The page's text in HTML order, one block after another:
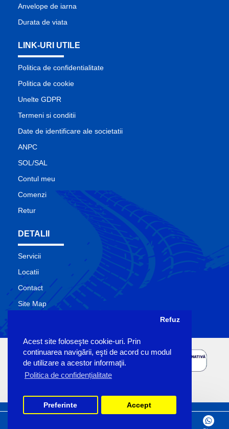
Acest site foloseşte cookie-uri. Prin
continuarea navigării, eşti de acord cu modul
de utilizare a acestor informaţii.
Politica de confidențialitate
Refuz
Preferinte Accept
Anvelope de iarna
Durata de viata
LINK-URI UTILE
Politica de confidentialitate
Politica de cookie
Unelte GDPR
Termeni si conditii
Date de identificare ale societatii
ANPC
SOL/SAL
Contul meu
Comenzi
Retur
DETALII
Servicii
Locatii
Contact
Site Map
Copyright Sigemo © 2023